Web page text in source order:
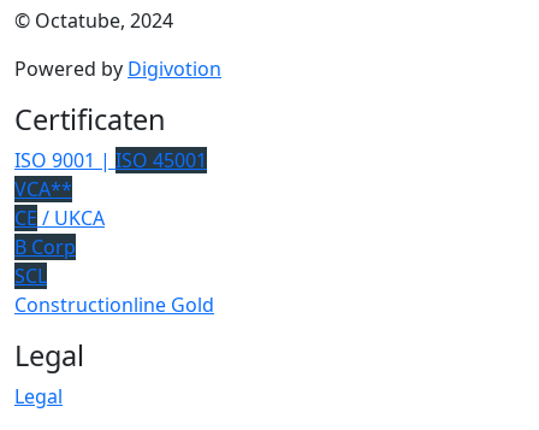
© Octatube, 2024
Powered by Digivotion
Certificaten
ISO 9001 | ISO 45001
VCA**
CE / UKCA
B Corp
SCL
Constructionline Gold
Legal
Legal